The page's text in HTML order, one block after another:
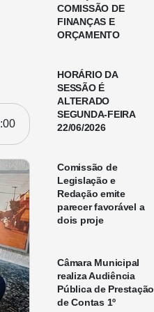
COMISSÃO DE
FINANÇAS E
ORÇAMENTO
HORÁRIO DA
SESSÃO É
ALTERADO
SEGUNDA-FEIRA
22/06/2026
Comissão de
Legislação e
Redação emite
parecer favorável a
dois proje
Câmara Municipal
realiza Audiência
Pública de Prestação
de Contas 1º